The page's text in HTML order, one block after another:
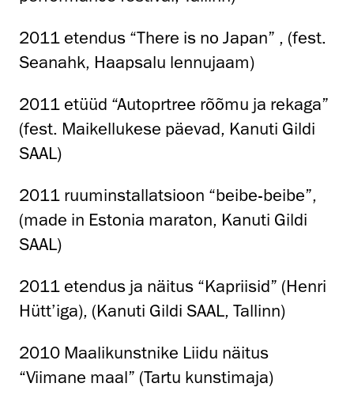
2011 etendus “There is no Japan” , (fest.
Seanahk, Haapsalu lennujaam)
2011 etüüd “Autoprtree rõõmu ja rekaga”
(fest. Maikellukese päevad, Kanuti Gildi
SAAL)
2011 ruuminstallatsioon “beibe-beibe”,
(made in Estonia maraton, Kanuti Gildi
SAAL)
2011 etendus ja näitus “Kapriisid” (Henri
Hütt’iga), (Kanuti Gildi SAAL, Tallinn)
2010 Maalikunstnike Liidu näitus
“Viimane maal” (Tartu kunstimaja)